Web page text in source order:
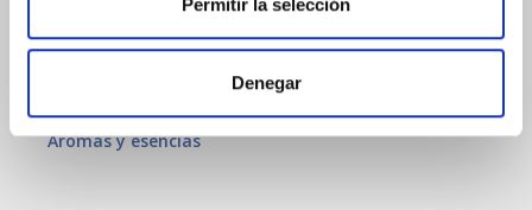
Permitir la selección
Denegar
Maquíllate!
Aromas y esencias